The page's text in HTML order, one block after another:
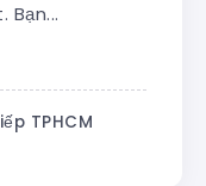
TPHCM